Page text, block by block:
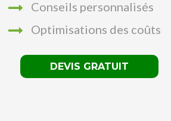
Conseils personnalisés
Optimisations des coûts
DEVIS GRATUIT